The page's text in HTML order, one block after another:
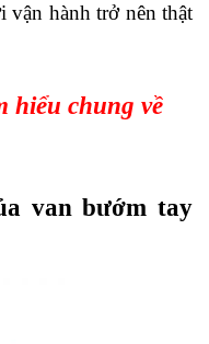
hành trở nên thật
hiểu chung về
van bướm tay